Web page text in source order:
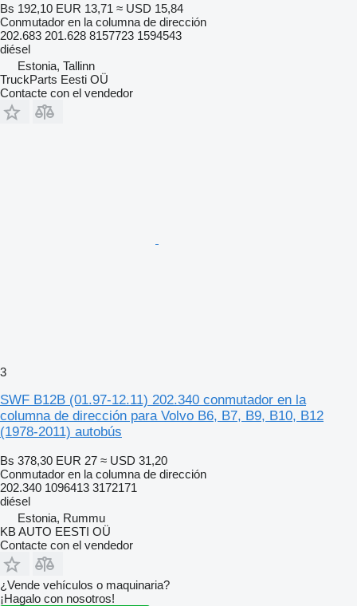
Bs 192,10 EUR 13,71 ≈ USD 15,84
Conmutador en la columna de dirección
202.683 201.628 8157723 1594543
diésel
Estonia, Tallinn
TruckParts Eesti OÜ
Contacte con el vendedor
3
SWF B12B (01.97-12.11) 202.340 conmutador en la
columna de dirección para Volvo B6, B7, B9, B10, B12
(1978-2011) autobús
Bs 378,30 EUR 27 ≈ USD 31,20
Conmutador en la columna de dirección
202.340 1096413 3172171
diésel
Estonia, Rummu
KB AUTO EESTI OÜ
Contacte con el vendedor
¿Vende vehículos o maquinaria?
¡Hagalo con nosotros!